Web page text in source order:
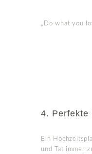
„Do what you
4. Perfekte
Ein
und Tat immer